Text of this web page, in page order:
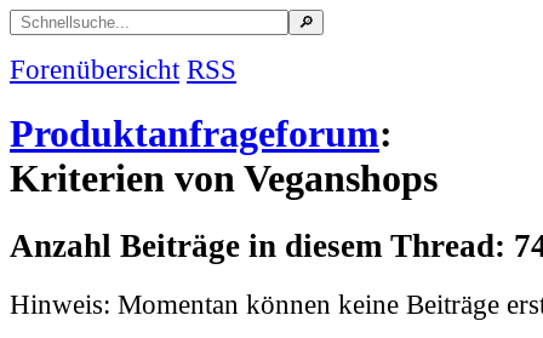
Forenübersicht RSS
Produktanfrageforum:
Kriterien von Veganshops
Anzahl Beiträge in diesem Thread:
Hinweis: Momentan können keine Beiträge